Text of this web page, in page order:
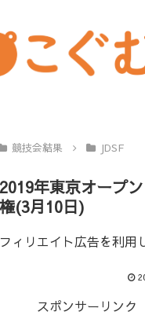
競技会結果 JDSF
2019年東京オープ
(3月10日)
ィリエイト広告を利用
スポンサーリンク